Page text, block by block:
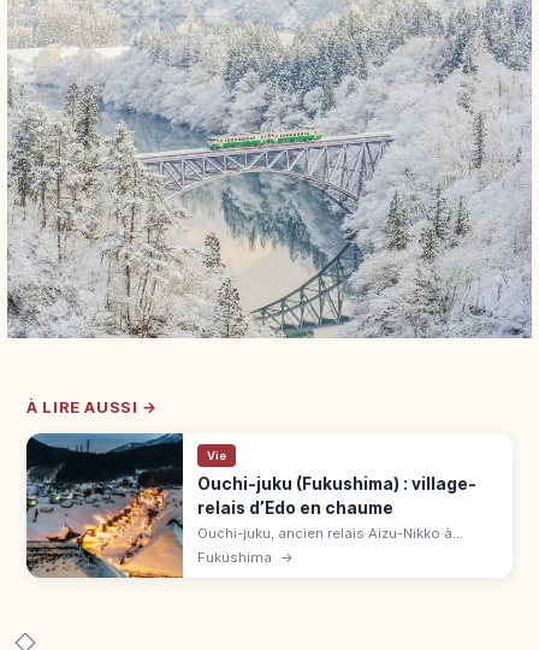
À LIRE AUSSI →
Vie
Ouchi-juku (Fukushima) : village-
relais d’Edo en chaume
Ouchi-juku, ancien relais Aizu-Nikko à
Fukushima, séduit par ses toits de chaume
Fukushima →